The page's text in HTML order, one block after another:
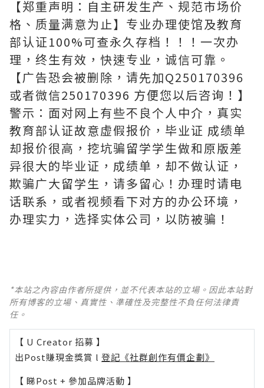
【郑重声明：自主研发生产、规范市场价
格、质量满意为止】专业办理使馆及教育
部认证100%可查永久存档！！！一次办
理，终生有效，快速专业，诚信可靠。
【广告恐会被删除，请先加Q250170396
或者微信250170396 方便您以后咨询！】
警示：面对网上有些不良个人中介，真实
教育部认证故意虚假报价，毕业证 成绩单
却报价很高，挖坑骗留学学生做和原版差
异很大的毕业证，成绩单，却不做认证，
欺骗广大留学生，请多留心！办理时请电
话联系，或者视频看下对方的办公环境，
办理实力，选择实体公司，以防被骗！
*本站之內容由作者所提供，並不代表本站的立場。因此本站對
所有博客的立場、真實性、準確性及完整性不負任何法律責
任。
【 U Creator 招募 】
出Post賺現金獎賞 l 登記《社群創作有價企劃》
【 睇Post + 參加品牌活動 】